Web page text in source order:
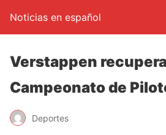
Noticias en español
Verstappen
Campeonato de
Deportes